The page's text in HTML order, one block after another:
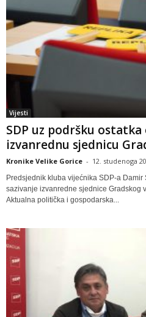
Vijesti
SDP uz podršku
izvanrednu sjednicu
Kronike Velike Gorice - 12. studenoga
Predsjednik kluba vijećnika SDP-a
sazivanje izvanredne sjednice Gradskog
Aktualna politička i gospodarska...